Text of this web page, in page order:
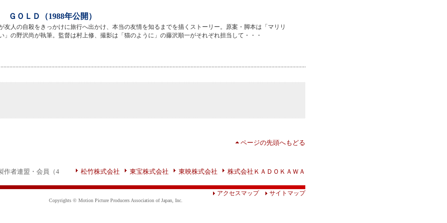
ＧＯＬＤ（1988年公開）
友人の自殺をきっかけに旅行へ出かけ、本当の友情を知るまでを描くストーリー。原案・脚本は「マリリ
」の野沢尚が執筆。監督は村上修、撮影は「猫のように」の藤沢順一がそれぞれ担当して・・・
ページの先頭へもどる
者連盟・会員（4 松竹株式会社 東宝株式会社 東映株式会社 株式会社ＫＡＤＯＫＡＷＡ
アクセスマップ サイトマップ
Copyrights © Motion Picture Producers Association of Japan, Inc.